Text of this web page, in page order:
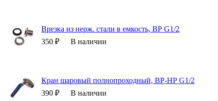
Врезка из нерж. стали в емкость, ВР G1/2
350 ₽
В наличии
Кран шаровый полнопроходный, ВР-НР G1/2
390 ₽
В наличии